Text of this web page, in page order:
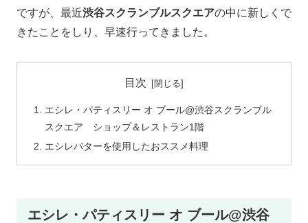
ですが、最近渋谷スクランブルスクエアの中に新しくで
きたことをしり、早速行ってきました。
目次
エシレ・パティスリー オ ブール@渋谷スクランブル
スクエア ショップ＆レストラン1階
エシレバターを使用したおススメ料理
エシレ・パティスリー オ ブール@渋谷